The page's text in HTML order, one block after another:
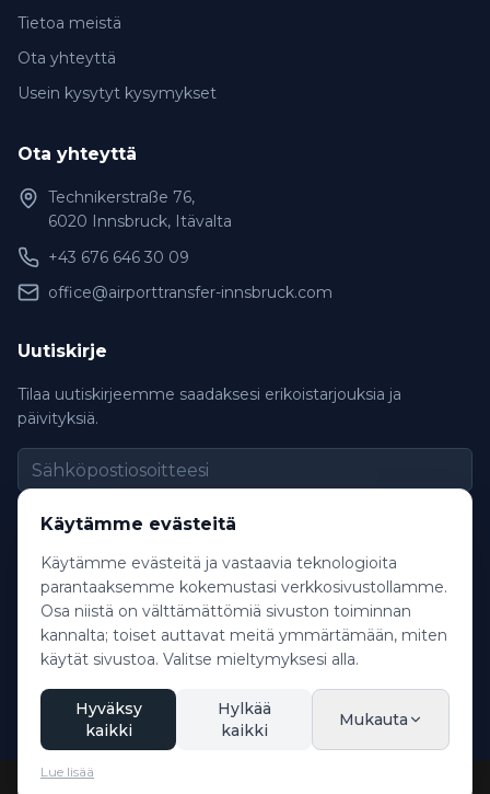
Tietoa meistä
Ota yhteyttä
Usein kysytyt kysymykset
Ota yhteyttä
Technikerstraße 76,
6020 Innsbruck, Itävalta
+43 676 646 30 09
office@airporttransfer-innsbruck.com
Uutiskirje
Tilaa uutiskirjeemme saadaksesi erikoistarjouksia ja
päivityksiä.
Tilaa
©2026 Innsbruck Transfer. Kaikki oikeudet pidätetään.
Usein kysytyt kysymyksetKäyttöehdotTietosuojakäytäntö
Julkaisijatiedot
Evästeasetukset
Käytämme evästeitä
Käytämme evästeitä ja vastaavia teknologioita
parantaaksemme kokemustasi verkkosivustollamme.
Osa niistä on välttämättömiä sivuston toiminnan
kannalta; toiset auttavat meitä ymmärtämään, miten
käytät sivustoa. Valitse mieltymyksesi alla.
Hyväksy
kaikki
Hylkää
kaikki
Mukauta
Lue lisää